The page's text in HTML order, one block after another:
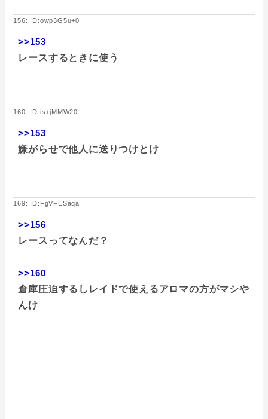
156: ID:owp3G5u+0
>>153
レースするときに使う
160: ID:is+jMMW20
>>153
嫌がらせで他人に送りつけとけ
169: ID:FgVFESaqa
>>156
レースってなんだ？
>>160
倉庫圧迫するしレイドで使えるアロマの方がマシや
んけ